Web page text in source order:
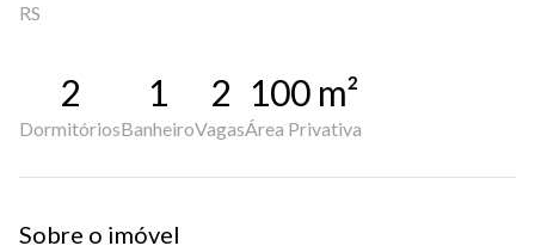
RS
2
Dormitórios
1
Banheiro
2
Vagas
100 m²
Área Privativa
Sobre o imóvel